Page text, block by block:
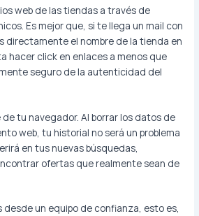
web de las tiendas a través de
Es mejor que, si te llega un mail con
directamente el nombre de la tienda en
hacer click en enlaces a menos que
seguro de la autenticidad del
de tu navegador. Al borrar los datos de
web, tu historial no será un problema
en tus nuevas búsquedas,
ofertas que realmente sean de
desde un equipo de confianza, esto es,